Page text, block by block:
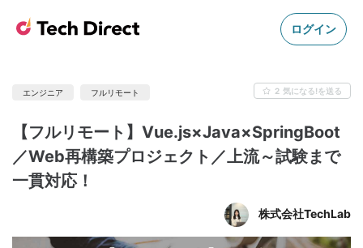
ログイン
エンジニア フルリモート 2 気になる!を送る
【フルリモート】Vue.js×Java×SpringBoot
／Web再構築プロジェクト／上流～試験まで
一貫対応！
株式会社TechLab